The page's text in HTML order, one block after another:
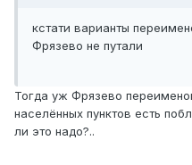
кстати варианты
Фрязево не путали
Тогда уж Фрязево
населённых пунктов есть
ли это надо?..